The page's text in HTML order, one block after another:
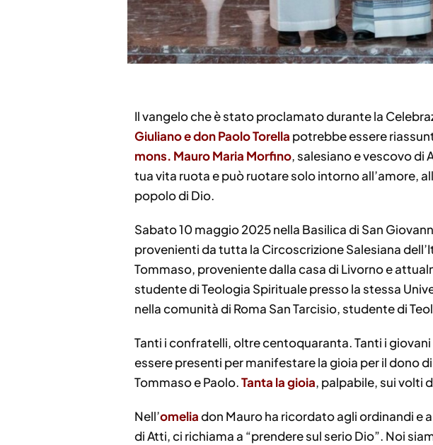
Il vangelo che è stato proclamato durante la
Giuliano e don Paolo Torella potrebbe essere
mons. Mauro Maria Morfino, salesiano e vescovo di
tua vita ruota e può ruotare solo intorno all’amore,
popolo di Dio.
Sabato 10 maggio 2025 nella Basilica di San
provenienti da tutta la Circoscrizione Salesiana
Tommaso, proveniente dalla casa di Livorno e
studente di Teologia Spirituale presso la stessa
nella comunità di Roma San Tarcisio, studente di
Tanti i confratelli, oltre centoquaranta. Tanti i
essere presenti per manifestare la gioia per il dono
Tommaso e Paolo.Tanta la gioia, palpabile, sui volti
Nell’omeliadon Mauro ha ricordato agli ordinandi e
di Atti, ci richiama a “prendere sul serio Dio”. Noi